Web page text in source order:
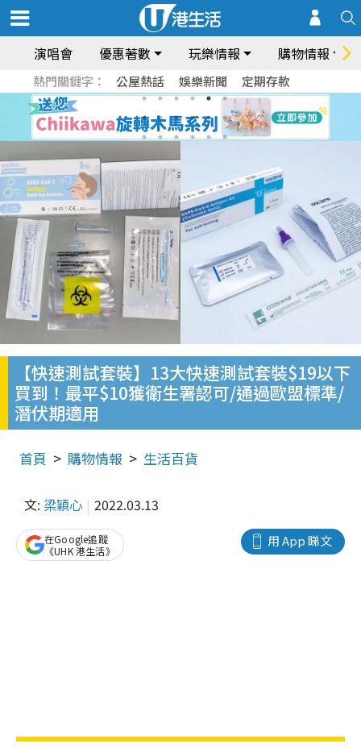
演唱會 優惠著數 玩樂情報 購物情報
熱門關鍵字： 公屋熱話 娛樂新聞 定期存款
【快速測試套裝】13大快速測試套裝$19以下
買到！最平$10獲衛生署認可/通過歐盟標準/
潛伏期適用
首頁 購物情報 生活百貨
文: 梁穎心 2022.03.13
用 App 睇文
在Google追蹤
《UHK 港生活》